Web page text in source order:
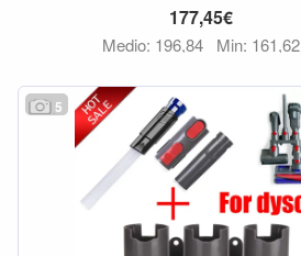
177,45€
Medio: 196,84 Min: 161,62
5